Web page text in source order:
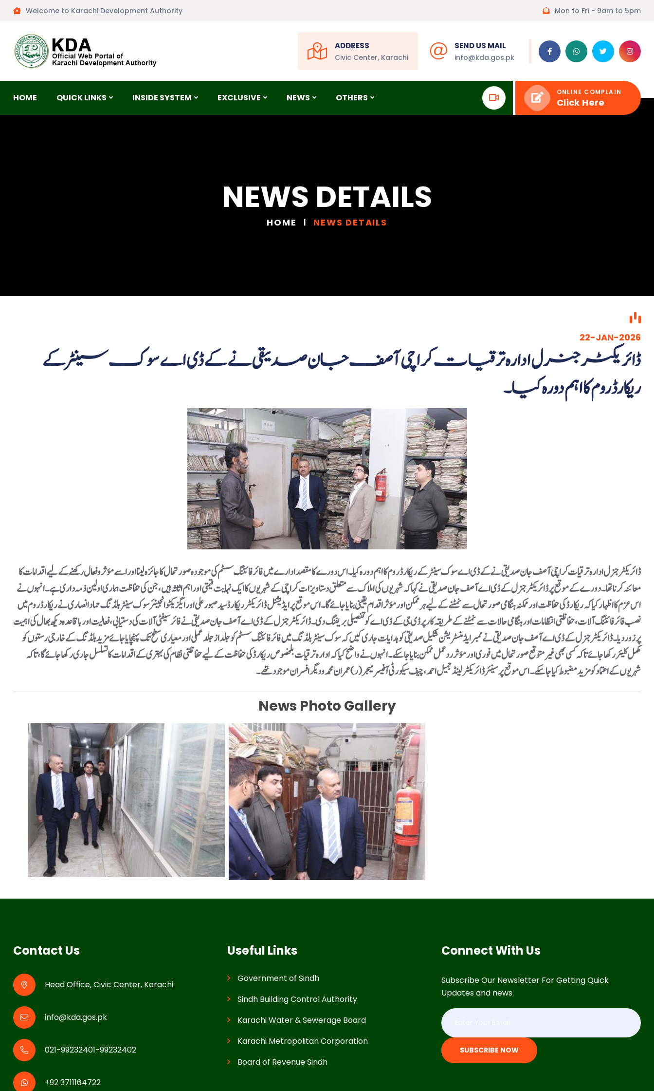
Welcome to Karachi Development Authority Mon to Fri - 9am to 5pm
ADDRESS
Civic Center, Karachi
SEND US MAIL
info@kda.gos.pk
HOME QUICK LINKS INSIDE SYSTEM EXCLUSIVE NEWS OTHERS
ONLINE COMPLAIN
Click Here
NEWS DETAILS
HOME NEWS DETAILS
22-JAN-2026
ڈائریکٹر جنرل ادارہ ترقیات کراچی آصف جان صدیقی نے کے ڈی اے سوک سینٹر کے
ریکارڈ روم کا اہم دورہ کیا۔
معائنہ کرنا تھا۔دورے کے موقع پر ڈائریکٹر جنرل کے ڈی اے آصف جان صدیقی نے کہا کہ شہریوں کی املاک سے متعلق دستاویزات کراچی کے شہریوں کا ایک نہایت قیمتی اور اہم اثاثہ ہیں، جن کی حفاظت ہماری اولین ذمہ داری ہے۔ انہوں نے
اس عزم کا اظہار کیا کہ ریکارڈ کی حفاظت اور ممکنہ ہنگامی صورتحال سے نمٹنے کے لیے ہر ممکن اور مؤثر اقدام یقینی بنایا جائے گا۔اس موقع پر ایڈیشنل ڈائریکٹر ریکارڈ سید صبور علی اور ایگزیکٹو انجینئر سوک سینٹر بلڈنگ حماد انصاری نے ریکارڈ روم میں
نصب فائر فائٹنگ آلات، حفاظتی انتظامات اور ہنگامی حالات سے نمٹنے کے طریقہ کار پر ڈی جی کے ڈی اے کو تفصیلی بریفنگ دی۔ ڈائریکٹر جنرل کے ڈی اے آصف جان صدیقی نے فائر سیفٹی آلات کی دستیابی، فعالیت اور باقاعدہ دیکھ بھال کی اہمیت
پر زور دیا۔ ڈائریکٹر جنرل کے ڈی اے آصف جان صدیقی نے ممبر ایڈمنسٹریشن شکیل صدیقی کو ہدایات جاری کیں کہ سوک سینٹر بلڈنگ میں فائر فائٹنگ سسٹم کو جلد از جلد عملی اور معیاری سطح تک پہنچایا جائے مزید بلڈنگ کے خارجی رستوں کو
مکمل کلیئر رکھا جائے تاکہ کسی بھی غیر متوقع صورتحال میں فوری اور مؤثر ردعمل ممکن بنایا جا سکے۔انہوں نے واضح کیا کہ ادارہ ترقیات بلخصوص ریکارڈ کی حفاظت کے لیے حفاظتی نظام کی بہتری کے اقدامات کا تسلسل جاری رکھا جائے گا، تاکہ
شہریوں کے اعتماد کو مزید مضبوط کیا جا سکے۔اس موقع پر سینئر ڈائریکٹر لینڈ جمیل احمد، چیف سیکورٹی آفیسر میجر (ر)عمران محمد و دیگر افسران موجود تھے۔
News Photo Gallery
Connect With Us
Subscribe Our Newsletter For Getting Quick
Updates and news.
SUBSCRIBE NOW
Useful Links
Government of Sindh
Sindh Building Control Authority
Karachi Water & Sewerage Board
Karachi Metropolitan Corporation
Board of Revenue Sindh
Contact Us
Head Office, Civic Center, Karachi
info@kda.gos.pk
021-99232401-99232402
+92 3711164722